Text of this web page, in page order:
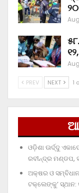
PREV NEXT 1
ଓଡ଼ିଶା ଊର୍ଦ୍ଦୁ
ରବୀନ୍ଦ୍ର ମଣ୍ଡପ,
ଅକ୍ଷର ଓ
ଟକ୍‌ଲେଙ୍କୁ’ ସ୍ଥାନ: